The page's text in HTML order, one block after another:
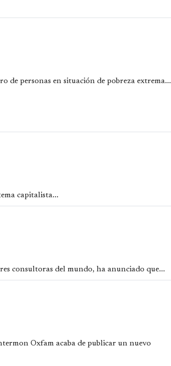
de personas en situación de pobreza extrema...
capitalista...
consultoras del mundo, ha anunciado que...
Oxfam acaba de publicar un nuevo